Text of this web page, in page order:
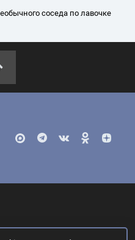
соседа по лавочке